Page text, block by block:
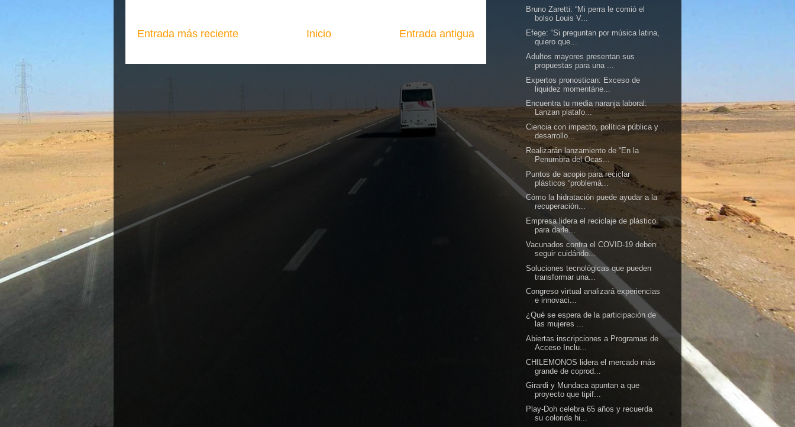
Entrada más reciente Entrada antigua
Inicio
Bruno Zaretti: “Mi perra le comió el
bolso Louis V...
Efege: “Si preguntan por música latina,
quiero que...
Adultos mayores presentan sus
propuestas para una ...
Expertos pronostican: Exceso de
liquidez momentáne...
Encuentra tu media naranja laboral:
Lanzan platafo...
Ciencia con impacto, política pública y
desarrollo...
Realizarán lanzamiento de “En la
Penumbra del Ocas...
Puntos de acopio para reciclar
plásticos “problemá...
Cómo la hidratación puede ayudar a la
recuperación...
Empresa lidera el reciclaje de plástico
para darle...
Vacunados contra el COVID-19 deben
seguir cuidándo...
Soluciones tecnológicas que pueden
transformar una...
Congreso virtual analizará experiencias
e innovaci...
¿Qué se espera de la participación de
las mujeres ...
Abiertas inscripciones a Programas de
Acceso Inclu...
CHILEMONOS lidera el mercado más
grande de coprod...
Girardi y Mundaca apuntan a que
proyecto que tipif...
Play-Doh celebra 65 años y recuerda
su colorida hi...